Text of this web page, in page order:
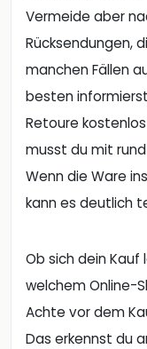
Vermeide aber
Rücksendungen,
manchen Fällen
besten
Retoure
musst du mit
Wenn die Ware
kann es deutlich
Ob sich dein
welchem Online-
Achte vor dem
Das erkennst du